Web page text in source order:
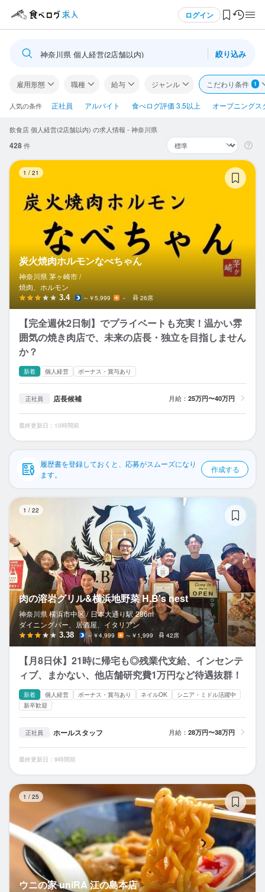
ログイン
ログイン・無料会員登録
食べログ求人TOP
求人検索
気になる求人
検索履歴・保存した条件
応募履歴
WEB履歴書
スカウト・メルマガ受信設定
ヘルプ・お問い合わせフォーム
掲載をご検討の店舗様へ
食べログ求人PRESS
プライバシーポリシー
利用規約
企業情報
神奈川県 個人経営(2店舗以内) 絞り込み
雇用形態 職種 給与 ジャンル こだわり条件 1
人気の条件 正社員 アルバイト 食べログ評価 3.5以上 オープニングス
飲食店 個人経営(2店舗以内) の求人情報 - 神奈川県
428件
1 / 21
炭火焼肉ホルモンなべちゃん
神奈川県 茅ヶ崎市 /
焼肉、ホルモン
3.4 ～￥5,999 － 26席
【完全週休2日制】でプライベートも充実！温かい雰
囲気の焼き肉店で、未来の店長・独立を目指しません
か？
新着 個人経営 ボーナス・賞与あり
正社員 店長候補 月給： 25万円〜40万円
最終更新日：10時間前
履歴書を登録しておくと、応募がスムーズになり
ます。
作成する
1 / 22
肉の溶岩グリル&横浜地野菜 H.B's nest
神奈川県 横浜市中区 / 日本大通り駅 286m
ダイニングバー、居酒屋、イタリアン
3.38 ～￥4,999 ～￥1,999 42席
【月8日休】21時に帰宅も◎残業代支給、インセンテ
ィブ、まかない、他店舗研究費1万円など待遇抜群！
新着 個人経営 ボーナス・賞与あり ネイルOK
シニア・ミドル活躍中
新卒歓迎
正社員 ホールスタッフ 月給： 28万円〜38万円
最終更新日：9時間前
1 / 25
ウニの家 uniRA 江の島本店